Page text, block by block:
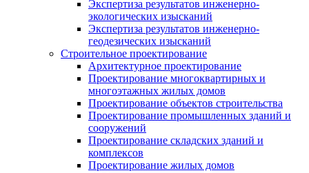
Экспертиза результатов инженерно-
экологических изысканий
Экспертиза результатов инженерно-
геодезических изысканий
Строительное проектирование
Архитектурное проектирование
Проектирование многоквартирных и
многоэтажных жилых домов
Проектирование объектов строительства
Проектирование промышленных зданий и
сооружений
Проектирование складских зданий и
комплексов
Проектирование жилых домов